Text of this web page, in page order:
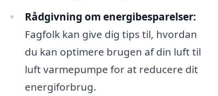
Rådgivning om energibesparelser:
Fagfolk kan give dig tips til, hvordan
du kan optimere brugen af din luft til
luft varmepumpe for at reducere dit
energiforbrug.